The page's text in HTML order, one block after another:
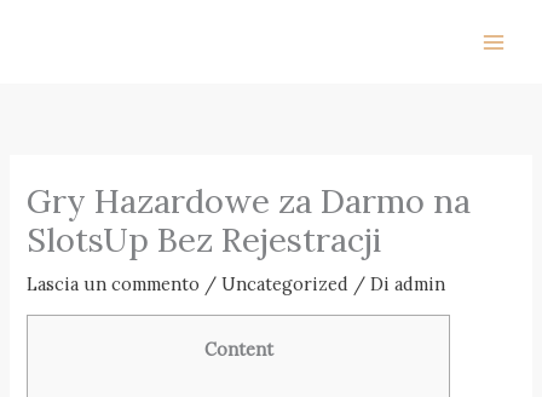
Gry Hazardowe za Darmo na
SlotsUp Bez Rejestracji
Lascia un commento /Uncategorized / Diadmin
Content